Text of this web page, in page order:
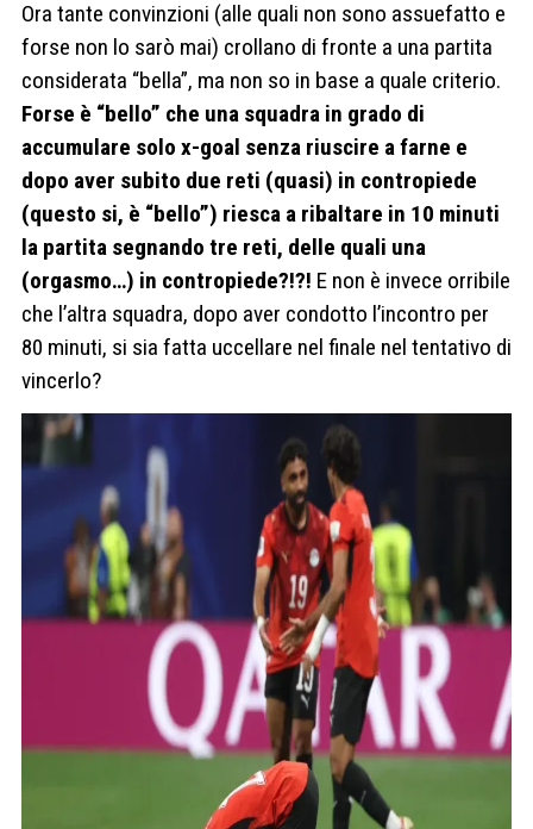
Ora tante convinzioni (alle quali non sono assuefatto e
forse non lo sarò mai) crollano di fronte a una partita
considerata “bella”, ma non so in base a quale criterio.
Forse è “bello” che una squadra in grado di
accumulare solo x-goal senza riuscire a farne e
dopo aver subito due reti (quasi) in contropiede
(questo si, è “bello”) riesca a ribaltare in 10 minuti
la partita segnando tre reti, delle quali una
(orgasmo…) in contropiede?!?! E non è invece orribile
che l’altra squadra, dopo aver condotto l’incontro per
80 minuti, si sia fatta uccellare nel finale nel tentativo di
vincerlo?